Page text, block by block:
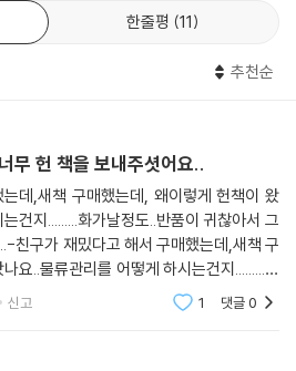
걸어내려 가는데 어느 가게에서든 「비
」가 크게 울려 퍼지고 있었다. 브루
『이스터(Easter)』 앨범에 수록된 곡이다.
내가 하길 원하는 스타일의 곡이었기 때
정말 대놓고 기뻐했다. 그 자신을 위해
렇게 되기를 바랐다. 그는 담배 연기 한 모
쓰는 말투로, 어정쩡하게 혼내는 그런 말
탄을 담아, 우리 둘만이 이해할 수 있는 언
.” ---p.330
워.” 그는 사랑과 비난이 섞인 표정으로
한다는 것’을 꼽는다. 1960년대 말 우드스
공동체 정신이 사회를 변혁할 수 있다는
유로운 인간 정신과 예술에 대한 열망이 어
고 현실에 대한 발언을 멈추지 않게 하는
한 비판을 담아 「1959」라는 곡을 쓰기도
고용 촉구 대정부 시위에 참여하는 등 기
던졌다) 원동력일 것이다. 무엇보다 여느
성공가도를 달리는 모습이라든지, 자화자
예술가의 이야기가 독자들에게는 더욱
앨범 『뱅가Banga』를 발매하고 유럽 투어
까지 협업한 사진작가 로버트 메이플소
과 경배, 또 그 속에 흐르는 연정을 담담하
그 모든 것을 가능하게 한 것은 지극의 예
한줄평 11
추천순
무 헌 책을 보내주셧어요..
데,새책 구매했는데, 왜이렇게 헌책이 왔
건지.........화가날정도..반품이 귀찮아서 그
친구가 재밌다고 해서 구매했는데,새책 구
요..물류관리를 어떻게 하시는건지.........화
냥 보긴합니다만,실망입니다 ..
신고 1 댓글0